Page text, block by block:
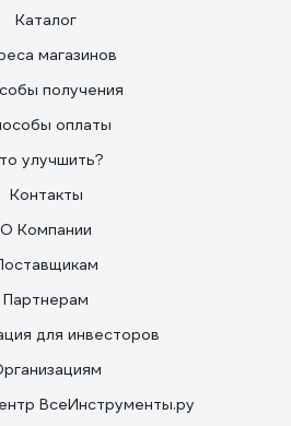
Каталог
магазинов
получения
оплаты
улучшить?
Контакты
О Компании
Партнерам
для инвесторов
ВсеИнструменты.ру